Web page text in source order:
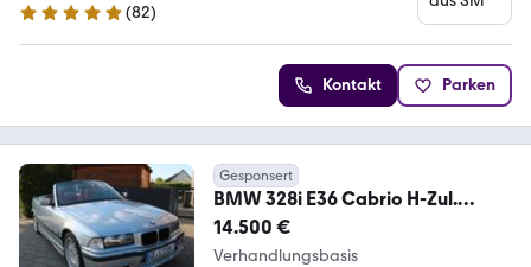
5 Sterne
(82)
Kontakt Parken
Gesponsert
BMW 328i E36 Cabrio H-Zul.
Rostfrei kompl.Orig.M-Pak
14.500 €
Verhandlungsbasis